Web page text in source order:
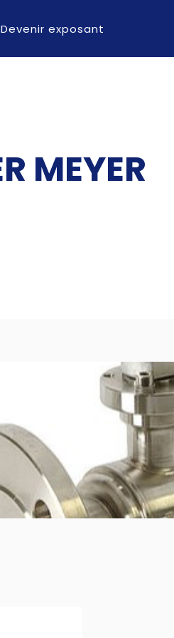
Devenir exposant
MEYER